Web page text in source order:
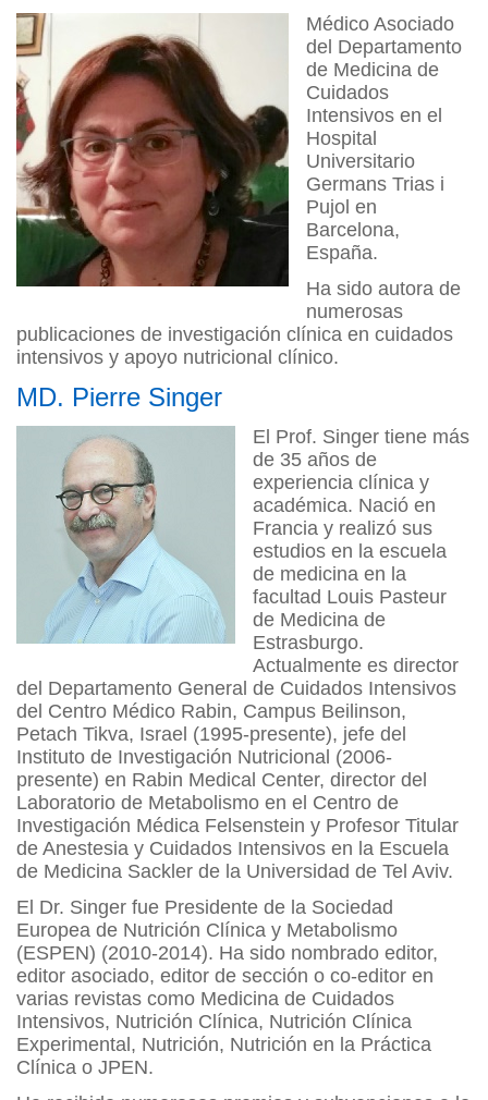
Médico Asociado
del Departamento
de Medicina de
Cuidados
Intensivos en el
Hospital
Universitario
Germans Trias i
Pujol en
Barcelona,
España.
Ha sido autora de
numerosas
publicaciones de investigación clínica en cuidados
intensivos y apoyo nutricional clínico.
MD. Pierre Singer
El Prof. Singer tiene más
de 35 años de
experiencia clínica y
académica. Nació en
Francia y realizó sus
estudios en la escuela
de medicina en la
facultad Louis Pasteur
de Medicina de
Estrasburgo.
Actualmente es director
del Departamento General de Cuidados Intensivos
del Centro Médico Rabin, Campus Beilinson,
Petach Tikva, Israel (1995-presente), jefe del
Instituto de Investigación Nutricional (2006-
presente) en Rabin Medical Center, director del
Laboratorio de Metabolismo en el Centro de
Investigación Médica Felsenstein y Profesor Titular
de Anestesia y Cuidados Intensivos en la Escuela
de Medicina Sackler de la Universidad de Tel Aviv.
El Dr. Singer fue Presidente de la Sociedad
Europea de Nutrición Clínica y Metabolismo
(ESPEN) (2010-2014). Ha sido nombrado editor,
editor asociado, editor de sección o co-editor en
varias revistas como Medicina de Cuidados
Intensivos, Nutrición Clínica, Nutrición Clínica
Experimental, Nutrición, Nutrición en la Práctica
Clínica o JPEN.